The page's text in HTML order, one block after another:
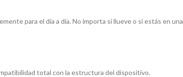
para el día a día. No importa si llueve o si estás en
total con la estructura del dispositivo.